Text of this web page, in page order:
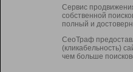
Сервис
собственной
полный и
СеоТраф
(кликабельность)
чем больше